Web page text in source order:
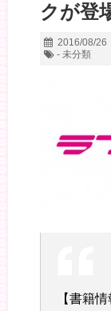
クが登
2016/08/26
- 未分類
【書籍